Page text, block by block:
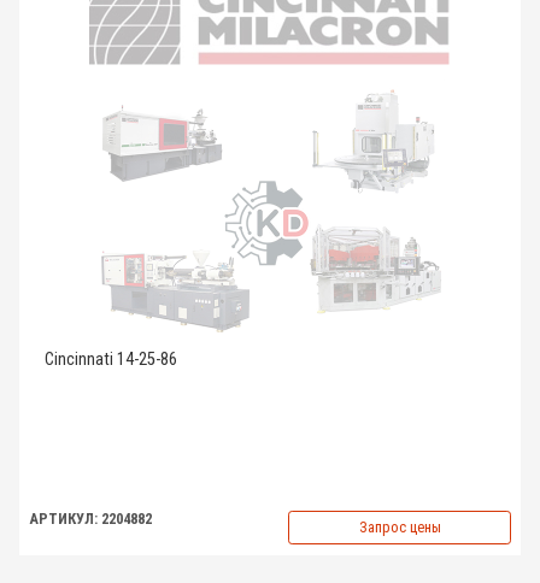
Cincinnati 14-25-86
АРТИКУЛ: 2204882 Запрос цены